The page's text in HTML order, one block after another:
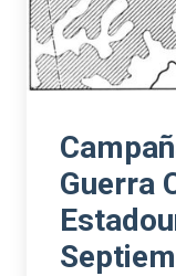
Guerra